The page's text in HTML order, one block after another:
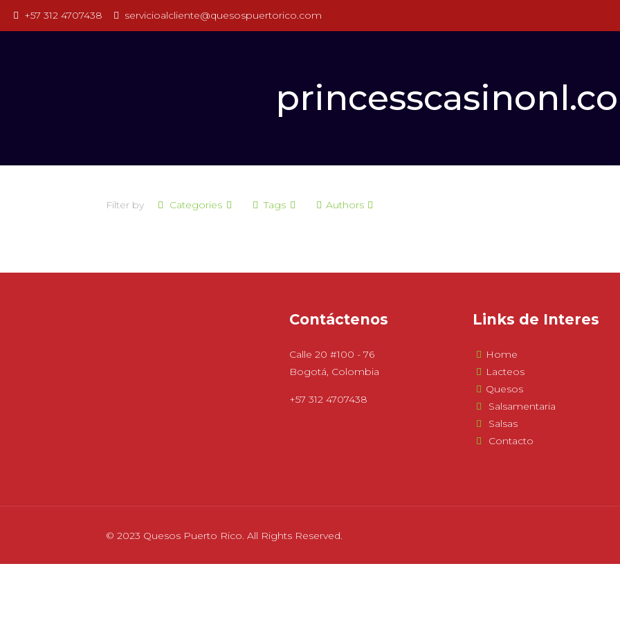
+57 312 4707438 servicioalcliente@quesospuertorico.com
Filter by Categories Tags Authors
Contáctenos
Calle 20 #100 - 76
Bogotá, Colombia
+57 312 4707438
Links de Interes
Home
Lacteos
Quesos
Salsamentaria
Salsas
Contacto
© 2023 Quesos Puerto Rico. All Rights Reserved.